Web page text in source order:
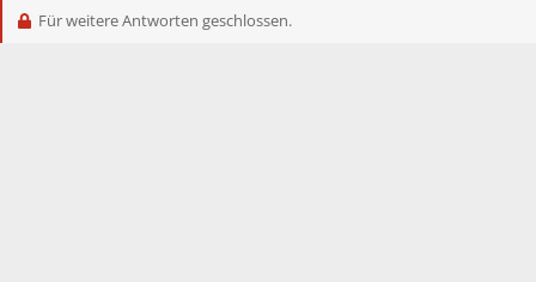
Für weitere Antworten geschlossen.